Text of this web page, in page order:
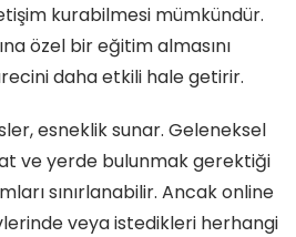
kurabilmesi mümkündür.
özel bir eğitim almasını
daha etkili hale getirir.
esneklik sunar. Geleneksel
ve yerde bulunmak gerektiği
sınırlanabilir. Ancak online
veya istedikleri herhangi